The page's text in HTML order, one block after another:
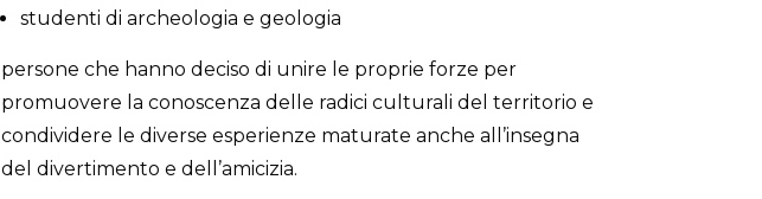
studenti di archeologia e geologia
persone che hanno deciso di unire le proprie forze per
promuovere la conoscenza delle radici culturali del territorio e
condividere le diverse esperienze maturate anche all’insegna
del divertimento e dell’amicizia.